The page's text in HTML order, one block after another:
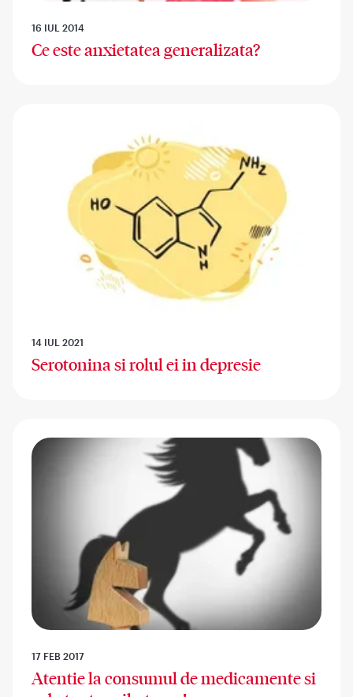
16 IUL 2014
Ce este anxietatea generalizata?
14 IUL 2021
Serotonina si rolul ei in depresie
17 FEB 2017
Atentie la consumul de medicamente si